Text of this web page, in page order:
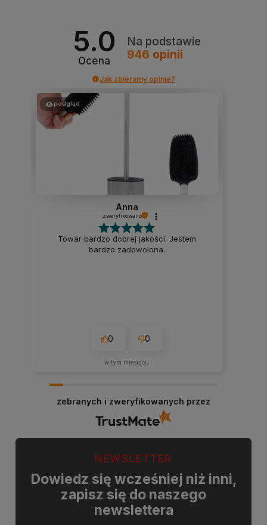
5.0
Ocena
Na podstawie
946 opinii
Jak zbieramy opinie?
podgląd
Anna
zweryfikowano
Towar bardzo dobrej jakości. Jestem
bardzo zadowolona.
0 0
w tym miesiącu
zebranych i zweryfikowanych przez
NEWSLETTER
Dowiedz się wcześniej niż inni,
zapisz się do naszego
newslettera